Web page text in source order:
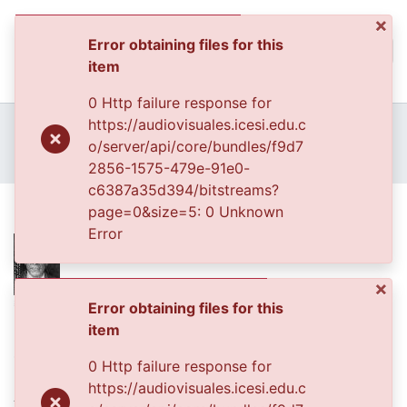
All of DSpace
Statistics
Home
Archivo del Patrimonio Fotográfico y Fílmico del Valle del Cauca
Fondo Archivo del Patrimonio Fotográfico y Fílmico del Valle del Cauca
La Gente
APFFVC - Personajes - Patrimonial
Dr
1900-01-01
Authors
×
Error obtaining files for this
item
0 Http failure response for
https://audiovisuales.icesi.edu.c
o/server/api/core/bundles/f9d7
2856-1575-479e-91e0-
c6387a35d394/bitstreams?
page=0&size=5: 0 Unknown
Error
×
Error obtaining files for this
item
0 Http failure response for
https://audiovisuales.icesi.edu.c